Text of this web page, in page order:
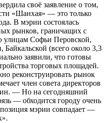
своё заявление о том,
«Шанхая» — это только
В мэрии состоялась
рынков, граничащих с
улицам Софьи Перовской,
(всего около 3,3
заявили, что готовы
торговых площадей.
реконструировать рынок
член совета директоров
— Но на сегодняшний
— обходится городу очень
мэрии совпадает —